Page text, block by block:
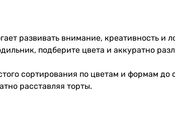
развивать внимание, креативность
подберите цвета и аккуратно
сортирования по цветам и формам
расставляя торты.